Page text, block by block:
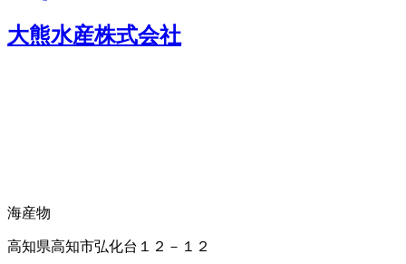
大熊水産株式会社
海産物
高知県高知市弘化台１２－１２